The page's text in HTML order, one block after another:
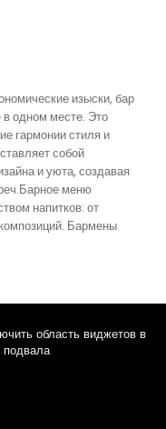
изыски, бар
одном месте. Это
гармонии стиля и
собой
и уюта, создавая
меню
напитков: от
Бармены
область виджетов в